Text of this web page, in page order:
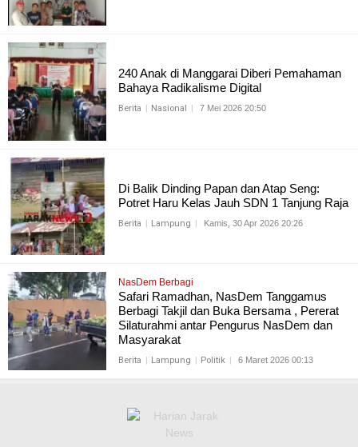
240 Anak di Manggarai Diberi Pemahaman
Bahaya Radikalisme Digital
Berita Nasional 7 Mei 2026 20:50
Di Balik Dinding Papan dan Atap Seng:
Potret Haru Kelas Jauh SDN 1 Tanjung Raja
Berita Lampung Kamis, 30 Apr 2026 20:26
NasDem Berbagi
Safari Ramadhan, NasDem Tanggamus
Berbagi Takjil dan Buka Bersama , Pererat
Silaturahmi antar Pengurus NasDem dan
Masyarakat
Berita Lampung Politik 6 Maret 2026 00:13